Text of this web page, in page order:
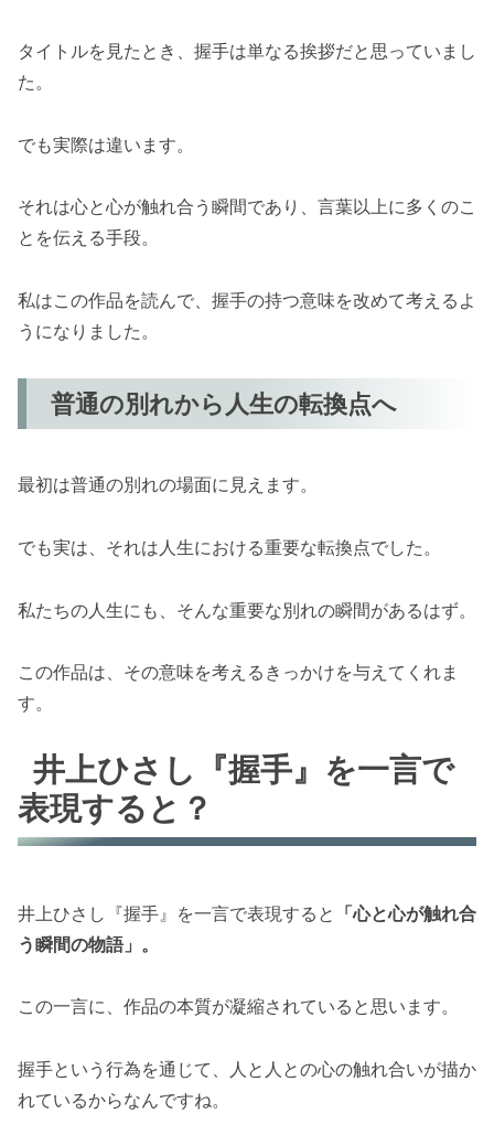
タイトルを見たとき、握手は単なる挨拶だと思っていまし
た。
でも実際は違います。
それは心と心が触れ合う瞬間であり、言葉以上に多くのこ
とを伝える手段。
私はこの作品を読んで、握手の持つ意味を改めて考えるよ
うになりました。
普通の別れから人生の転換点へ
最初は普通の別れの場面に見えます。
でも実は、それは人生における重要な転換点でした。
私たちの人生にも、そんな重要な別れの瞬間があるはず。
この作品は、その意味を考えるきっかけを与えてくれま
す。
井上ひさし『握手』を一言で
表現すると？
井上ひさし『握手』を一言で表現すると 「心と心が触れ合
う瞬間の物語」。
この一言に、作品の本質が凝縮されていると思います。
握手という行為を通じて、人と人との心の触れ合いが描か
れているからなんですね。